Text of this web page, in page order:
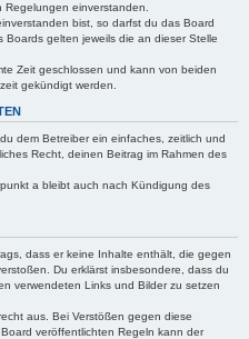
einverstanden.
bist, so darfst du das Board
gelten jeweils die an dieser Stelle
Zeit geschlossen und kann von beiden
gekündigt werden.
dem Betreiber ein einfaches, zeitlich und
Recht, deinen Beitrag im Rahmen des
a bleibt auch nach Kündigung des
dass er keine Inhalte enthält, die gegen
Du erklärst insbesondere, dass du
verwendeten Links und Bilder zu setzen
aus. Bei Verstößen gegen diese
veröffentlichten Regeln kann der